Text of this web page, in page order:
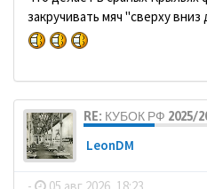
закручивать мяч "сверху вниз
RE: КУБОК РФ 2025/
LeonDM